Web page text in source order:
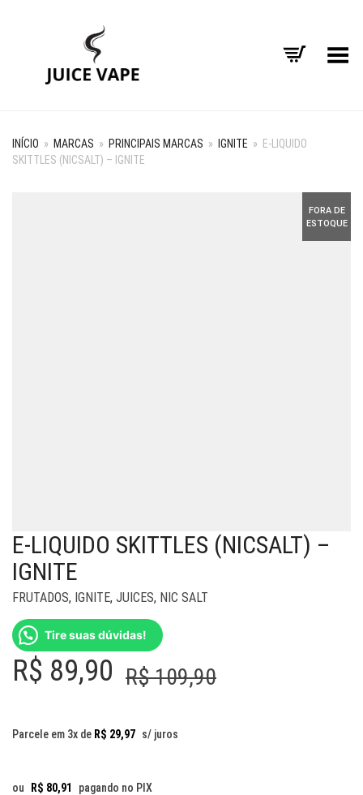
Alternar Menu
INÍCIO » MARCAS » PRINCIPAIS MARCAS » IGNITE » E-LIQUIDO
SKITTLES (NICSALT) – IGNITE
FORA DE
ESTOQUE
E-LIQUIDO SKITTLES (NICSALT) –
IGNITE
FRUTADOS, IGNITE, JUICES, NIC SALT
Tire suas dúvidas!
R$109,90O
R$ 89,90
O
Parcele em 3x de R$ 29,97 s/ juros
ou R$ 80,91 pagando no PIX